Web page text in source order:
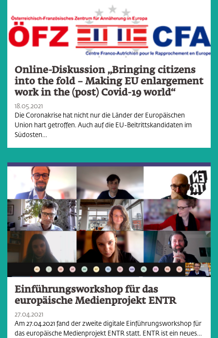
Online-Diskussion „Bringing citizens
into the fold – Making EU enlargement
work in the (post) Covid-19 world“
18.05.2021
Die Coronakrise hat nicht nur die Länder der Europäischen
Union hart getroffen. Auch auf die EU-Beitrittskandidaten im
Südosten…
Einführungsworkshop für das
europäische Medienprojekt ENTR
27.04.2021
Am 27.04.2021 fand der zweite digitale Einführungsworkshop für
das europäische Medienprojekt ENTR statt. ENTR ist ein neues…